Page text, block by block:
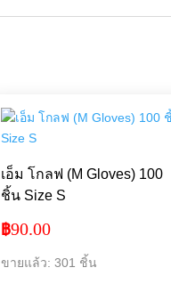
เอ็ม โกลฟ (M Gloves) 100
ชิ้น Size S
฿90.00
ขายแล้ว: 301 ชิ้น